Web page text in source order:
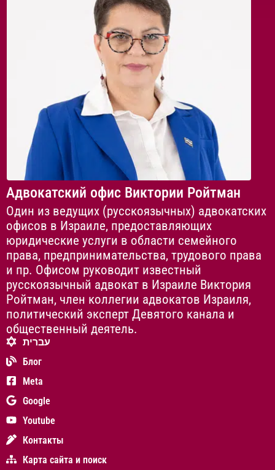
Адвокатский офис Виктории Ройтман
Один из ведущих (русскоязычных) адвокатских
офисов в Израиле, предоставляющих
юридические услуги в области семейного
права, предпринимательства, трудового права
и пр. Офисом руководит известный
русскоязычный адвокат в Израиле Виктория
Ройтман, член коллегии адвокатов Израиля,
политический эксперт Девятого канала и
общественный деятель.
עברית
Блог
Meta
Google
Youtube
Контакты
Карта сайта и поиск